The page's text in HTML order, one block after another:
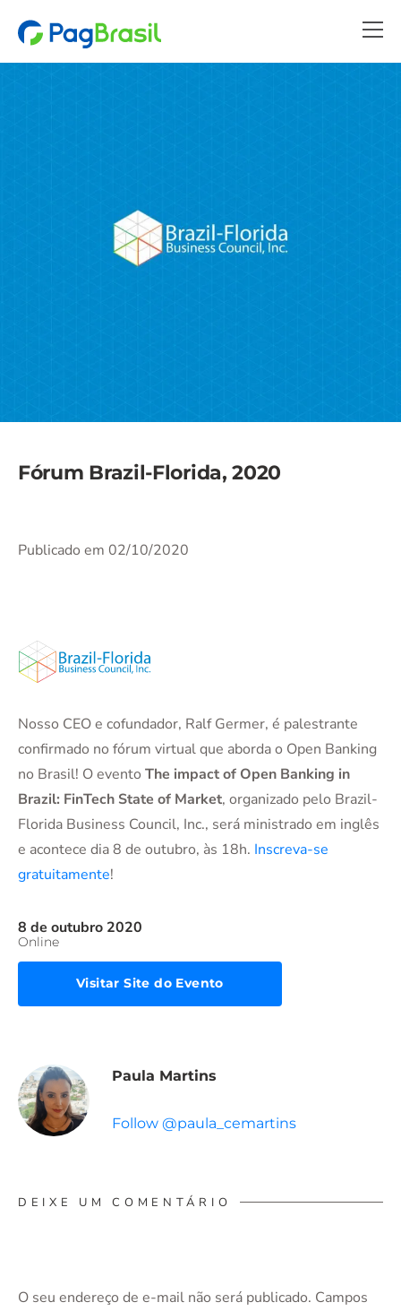
Fórum Brazil-Florida, 2020
Publicado em 02/10/2020
Nosso CEO e cofundador, Ralf Germer, é palestrante
confirmado no fórum virtual que aborda o Open Banking
no Brasil! O evento The impact of Open Banking in
Brazil: FinTech State of Market, organizado pelo Brazil-
Florida Business Council, Inc., será ministrado em inglês
e acontece dia 8 de outubro, às 18h. Inscreva-se
gratuitamente!
8 de outubro 2020
Online
Visitar Site do Evento
Paula Martins
Follow @paula_cemartins
DEIXE UM COMENTÁRIO
O seu endereço de e-mail não será publicado. Campos